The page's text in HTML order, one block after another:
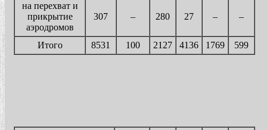
на перехват и
прикрытие
аэродромов
307 – 280 27 – –
Итого 8531 100 2127 4136 1769 599